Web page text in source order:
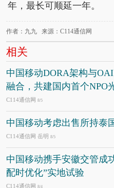
年，最长可顺延一年。
作者：九九 来源：C114通信网
相关
中国移动DORA架构与
融合，共建国内首个NPO
C114通信网 8/5
中国移动考虑出售所持泰
C114通信网 岳明 8/5
中国移动携手安徽交管成
配时优化”实地试验
C114通信网 8/4